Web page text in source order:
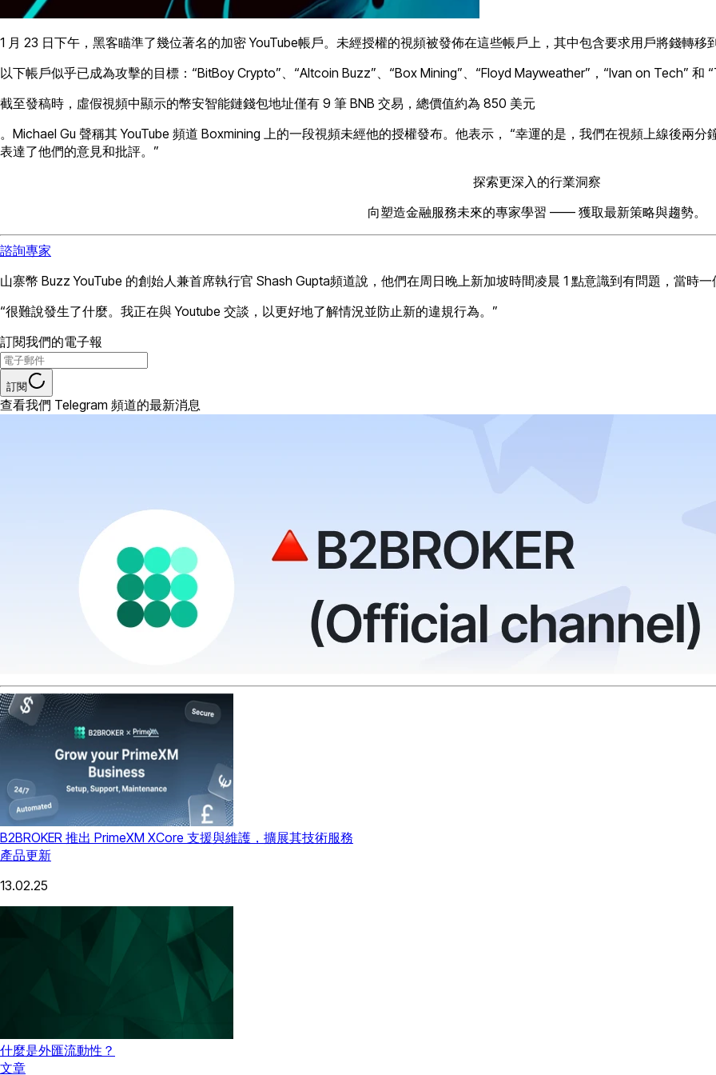
1 月 23 日下午，黑客瞄準了幾位著名的加密 YouTube帳戶。未經授權的視頻被發佈在這些帳戶上，其中包含要求用戶將錢轉移
以下帳戶似乎已成為攻擊的目標：“BitBoy Crypto”、“Altcoin Buzz”、“Box Mining”、“Floyd Mayweather”，“Ivan on Tech” 和
截至發稿時，虛假視頻中顯示的幣安智能鏈錢包地址僅有 9 筆 BNB 交易，總價值約為 850 美元
。Michael Gu 聲稱其 YouTube 頻道 Boxmining 上的一段視頻未經他的授權發布。他表示， “幸運的是，我們在視頻上線後兩
表達了他們的意見和批評。”
探索更深入的行業洞察
向塑造金融服務未來的專家學習 —— 獲取最新策略與趨勢。
諮詢專家
山寨幣 Buzz YouTube 的創始人兼首席執行官 Shash Gupta頻道說，他們在周日晚上新加坡時間凌晨 1 點意識到有問題，當時
“很難說發生了什麼。我正在與 Youtube 交談，以更好地了解情況並防止新的違規行為。”
訂閱我們的電子報
訂閱
查看我們 Telegram 頻道的最新消息
B2BROKER 推出 PrimeXM XCore 支援與維護，擴展其技術服務
產品更新
13.02.25
什麼是外匯流動性？
文章